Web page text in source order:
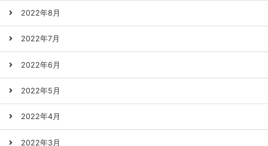
2022年8月
2022年7月
2022年6月
2022年5月
2022年4月
2022年3月